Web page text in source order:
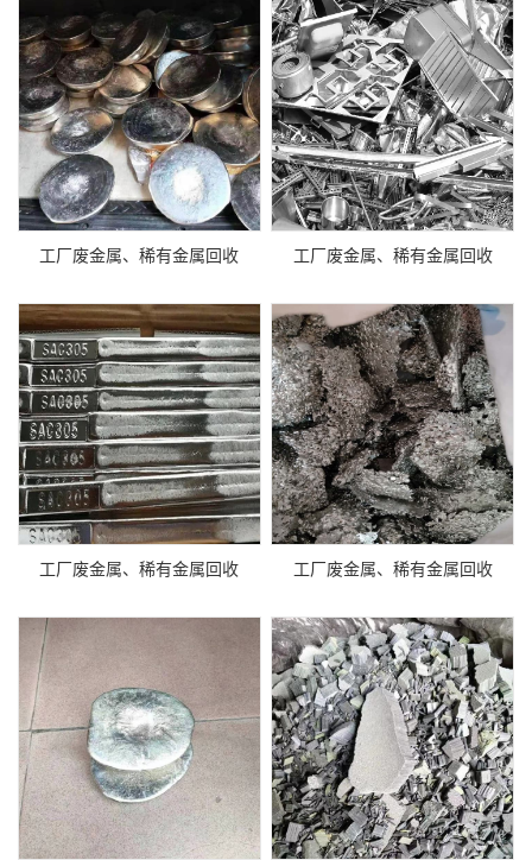
工厂废金属、稀有金属回收 工厂废金属、稀有金属回收
工厂废金属、稀有金属回收 工厂废金属、稀有金属回收